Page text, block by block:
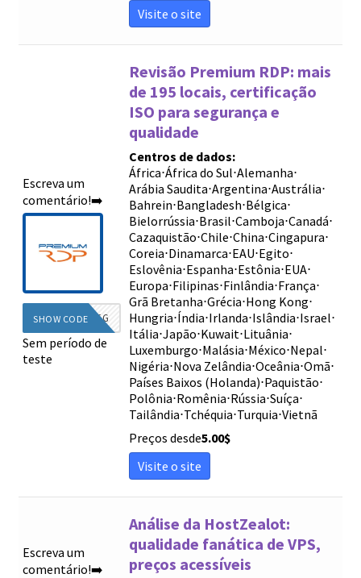
Visite o site
Escreva um
comentário!➡️
DIEG
SHOW CODE
Sem período de
teste
Revisão Premium RDP: mais
de 195 locais, certificação
ISO para segurança e
qualidade
Centros de dados:
África⋅África do Sul⋅Alemanha⋅
Arábia Saudita⋅Argentina⋅Austrália⋅
Bahrein⋅Bangladesh⋅Bélgica⋅
Bielorrússia⋅Brasil⋅Camboja⋅Canadá⋅
Cazaquistão⋅Chile⋅China⋅Cingapura⋅
Coreia⋅Dinamarca⋅EAU⋅Egito⋅
Eslovênia⋅Espanha⋅Estônia⋅EUA⋅
Europa⋅Filipinas⋅Finlândia⋅França⋅
Grã Bretanha⋅Grécia⋅Hong Kong⋅
Hungria⋅Índia⋅Irlanda⋅Islândia⋅Israel⋅
Itália⋅Japão⋅Kuwait⋅Lituânia⋅
Luxemburgo⋅Malásia⋅México⋅Nepal⋅
Nigéria⋅Nova Zelândia⋅Oceânia⋅Omã⋅
Países Baixos (Holanda)⋅Paquistão⋅
Polônia⋅Romênia⋅Rússia⋅Suíça⋅
Tailândia⋅Tchéquia⋅Turquia⋅Vietnã
Preços desde5.00$
Visite o site
Escreva um
comentário!➡️
Análise da HostZealot:
qualidade fanática de VPS,
preços acessíveis